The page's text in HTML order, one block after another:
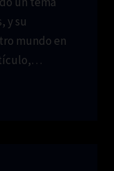
y su
mundo en